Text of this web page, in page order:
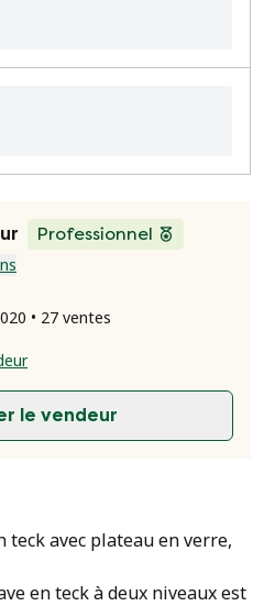
Professionnel
• 27 ventes
le vendeur
teck avec plateau en verre,
en teck à deux niveaux est